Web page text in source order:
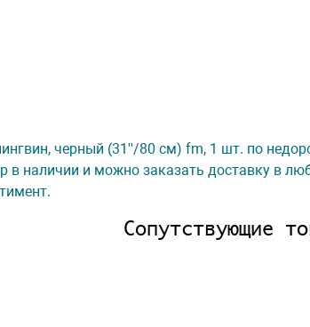
черный (31''/80 см) fm, 1 шт. по
в наличии и можно заказать доставку в
Сопутствующие